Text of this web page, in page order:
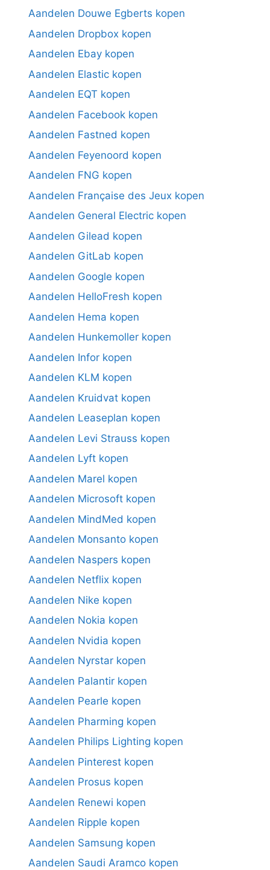
Aandelen Douwe Egberts kopen
Aandelen Dropbox kopen
Aandelen Ebay kopen
Aandelen Elastic kopen
Aandelen EQT kopen
Aandelen Facebook kopen
Aandelen Fastned kopen
Aandelen Feyenoord kopen
Aandelen FNG kopen
Aandelen Française des Jeux kopen
Aandelen General Electric kopen
Aandelen Gilead kopen
Aandelen GitLab kopen
Aandelen Google kopen
Aandelen HelloFresh kopen
Aandelen Hema kopen
Aandelen Hunkemoller kopen
Aandelen Infor kopen
Aandelen KLM kopen
Aandelen Kruidvat kopen
Aandelen Leaseplan kopen
Aandelen Levi Strauss kopen
Aandelen Lyft kopen
Aandelen Marel kopen
Aandelen Microsoft kopen
Aandelen MindMed kopen
Aandelen Monsanto kopen
Aandelen Naspers kopen
Aandelen Netflix kopen
Aandelen Nike kopen
Aandelen Nokia kopen
Aandelen Nvidia kopen
Aandelen Nyrstar kopen
Aandelen Palantir kopen
Aandelen Pearle kopen
Aandelen Pharming kopen
Aandelen Philips Lighting kopen
Aandelen Pinterest kopen
Aandelen Prosus kopen
Aandelen Renewi kopen
Aandelen Ripple kopen
Aandelen Samsung kopen
Aandelen Saudi Aramco kopen